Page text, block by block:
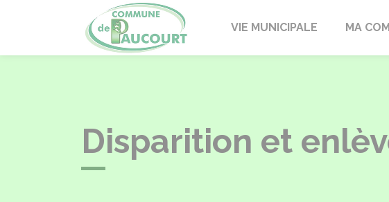
PaucourtVIE MUNICIPALE MA
Disparition et